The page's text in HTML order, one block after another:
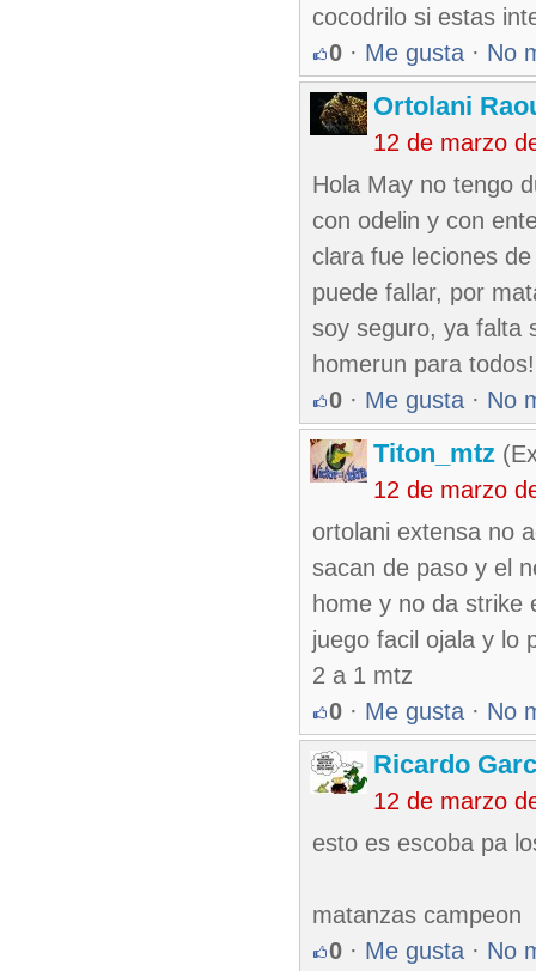
cocodrilo si estas
0 · Me gusta · No
Ortolani
12 de marzo
Hola May no tengo
con odelin y con
clara fue leciones
puede fallar, por
soy seguro, ya falta
homerun para
0 · Me gusta · No
Titon_mtz
12 de marzo
ortolani extensa no
sacan de paso y el
home y no da strike
juego facil ojala y lo
2 a 1 mtz
0 · Me gusta · No
Ricardo
12 de marzo
esto es escoba pa
matanzas campeon
0 · Me gusta · No